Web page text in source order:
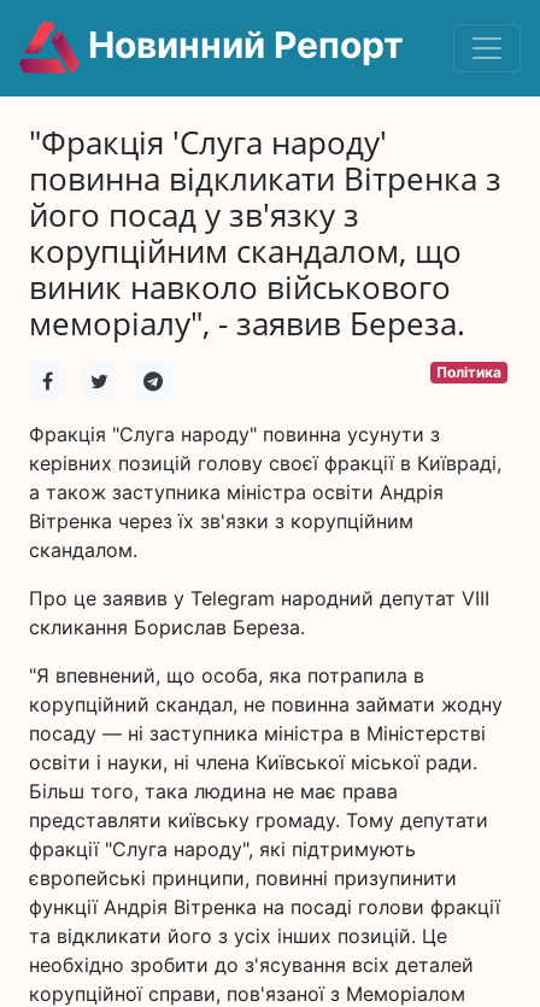
Новинний Репорт
"Фракція 'Слуга народу'
повинна відкликати Вітренка з
його посад у зв'язку з
корупційним скандалом, що
виник навколо військового
меморіалу", - заявив Береза.
Політика
Фракція "Слуга народу" повинна усунути з
керівних позицій голову своєї фракції в Київраді,
а також заступника міністра освіти Андрія
Вітренка через їх зв'язки з корупційним
скандалом.
Про це заявив у Telegram народний депутат VIII
скликання Борислав Береза.
"Я впевнений, що особа, яка потрапила в
корупційний скандал, не повинна займати жодну
посаду — ні заступника міністра в Міністерстві
освіти і науки, ні члена Київської міської ради.
Більш того, така людина не має права
представляти київську громаду. Тому депутати
фракції "Слуга народу", які підтримують
європейські принципи, повинні призупинити
функції Андрія Вітренка на посаді голови фракції
та відкликати його з усіх інших позицій. Це
необхідно зробити до з'ясування всіх деталей
корупційної справи, пов'язаної з Меморіалом